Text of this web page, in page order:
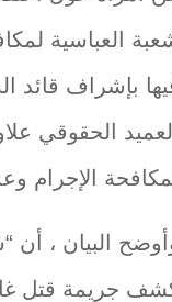
العباسية
بإشراف قائد
العميد الحقوقي
الإجرام
البيان ، أن
جريمة قتل